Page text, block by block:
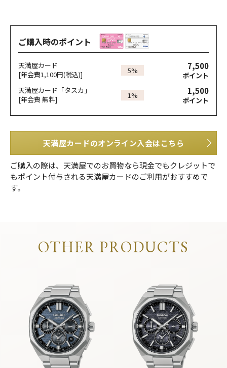
ご購入時のポイント
天満屋カード
[年会費1,100円(税込)]
5% 7,500
ポイント
天満屋カード「タスカ」
[年会費 無料]
1% 1,500
ポイント
天満屋カードのオンライン入会はこちら
ご購入の際は、天満屋でのお買物なら現金でもクレジットで
もポイント付与される天満屋カードのご利用がおすすめで
す。
OTHER PRODUCTS